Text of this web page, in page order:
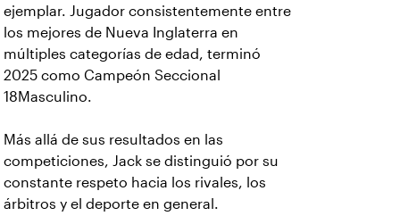
ejemplar. Jugador consistentemente entre
los mejores de Nueva Inglaterra en
múltiples categorías de edad, terminó
2025 como Campeón Seccional
18Masculino.
Más allá de sus resultados en las
competiciones, Jack se distinguió por su
constante respeto hacia los rivales, los
árbitros y el deporte en general.